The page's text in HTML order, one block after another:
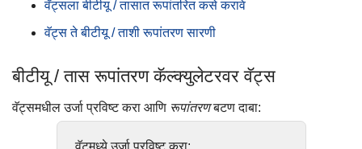
वॅट्सला बीटीयू / तासात रूपांतरित कसे करावे
वॅट्स ते बीटीयू / ताशी रूपांतरण सारणी
बीटीयू / तास रूपांतरण कॅल्क्युलेटरवर वॅट्स
वॅट्समधील उर्जा प्रविष्ट करा आणि रूपांतरणबटण दाबा:
वॅटमध्ये उर्जा प्रविष्ट करा: